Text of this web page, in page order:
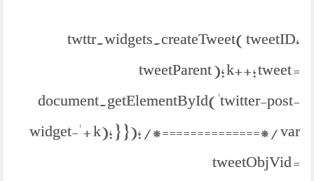
twttr.widgets.createTweet( tweetID,
tweetParent ); k++; tweet =
document.getElementById('twitter-post-
widget-' + k); } }); /*==============*/ var
tweetObjVid =